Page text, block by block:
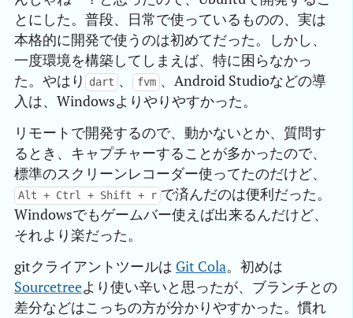
とにした。普段、日常で使っているものの、実は
本格的に開発で使うのは初めてだった。しかし、
一度環境を構築してしまえば、特に困らなかっ
た。やはり
dart 、 fvm 、Android Studioなどの導
入は、Windowsよりやりやすかった。
リモートで開発するので、動かないとか、質問す
るとき、キャプチャーすることが多かったので、
標準のスクリーンレコーダー使ってたのだけど、
Alt + Ctrl + Shift + r で済んだのは便利だった。
Windowsでもゲームバー使えば出来るんだけど、
それより楽だった。
gitクライアントツールは Git Cola。初めは
Sourcetreeより使い辛いと思ったが、ブランチとの
差分などはこっちの方が分かりやすかった。慣れ